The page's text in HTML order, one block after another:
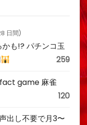
日間)
かも!? パチンコ玉
259
game 麻雀
120
出し不要で月3〜